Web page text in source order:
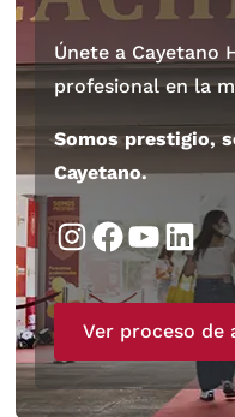
Únete a Cayetano
profesional en la
Somos prestigio,
Cayetano.
Instagram
Facebook
Ver proceso de